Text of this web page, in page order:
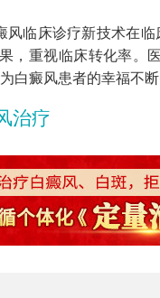
风临床诊疗新技术在
，重视临床转化率。
白癜风患者的幸福不断
治疗